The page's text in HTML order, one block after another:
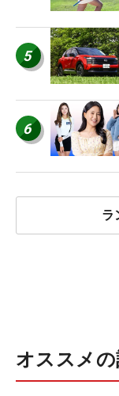
5
6
ラ
オススメ